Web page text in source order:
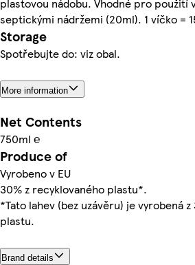
plastovou nádobu. Vhodné pro použití
septickými nádržemi (20ml). 1 víčko =
Storage
Spotřebujte do: viz obal.
More information
Net Contents
750ml ℮
Produce of
Vyrobeno v EU
30% z recyklovaného plastu*.
*Tato lahev (bez uzávěru) je vyrobená
plastu.
Brand details